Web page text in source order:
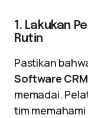
1. Lakukan
Rutin
Pastikan
Software CRM
memadai.
tim